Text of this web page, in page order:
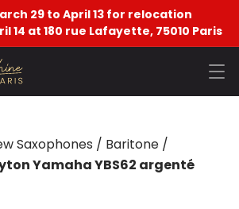
29 to April 13 for relocation
14 at 180 rue Lafayette, 75010 Paris
Saxophones / Baritone /
Yamaha YBS62 argenté